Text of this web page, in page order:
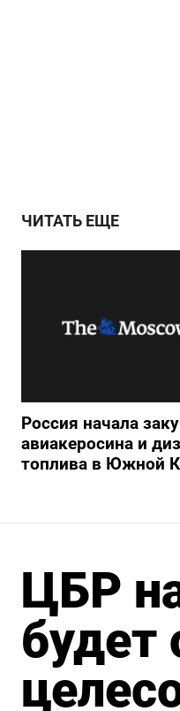
ЧИТАТЬ ЕЩЕ
Россия начала
авиакеросина и
топлива в Южной
ЦБР
будет